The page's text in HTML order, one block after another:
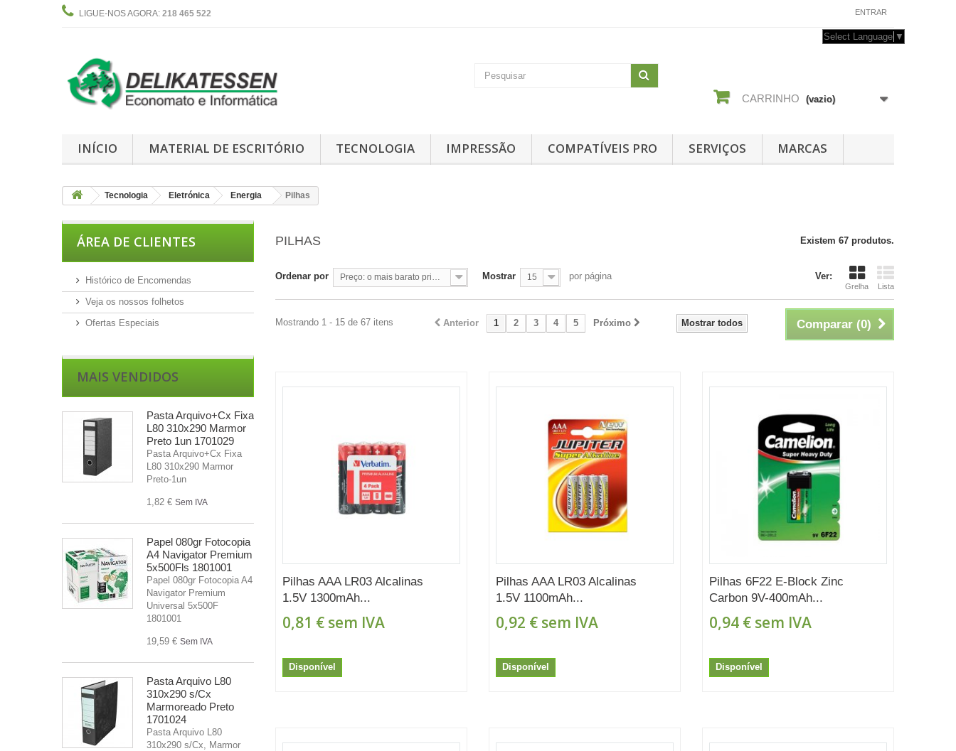
ENTRAR
LIGUE-NOS AGORA: 218 465 522
Select Language ▼
CARRINHO (vazio)
INÍCIO MATERIAL DE ESCRITÓRIO TECNOLOGIA IMPRESSÃO COMPATÍVEIS PRO SERVIÇOS MARCAS
Tecnologia Eletrónica Energia Pilhas
ÁREA DE CLIENTES
Histórico de Encomendas
Veja os nossos folhetos
Ofertas Especiais
MAIS VENDIDOS
Pasta Arquivo+Cx Fixa
L80 310x290 Marmor
Preto 1un 1701029
Pasta Arquivo+Cx Fixa
L80 310x290 Marmor
Preto-1un
1,82 € Sem IVA
Papel 080gr Fotocopia
A4 Navigator Premium
5x500Fls 1801001
Papel 080gr Fotocopia A4
Navigator Premium
Universal 5x500F
1801001
19,59 € Sem IVA
Pasta Arquivo L80
310x290 s/Cx
Marmoreado Preto
1701024
Pasta Arquivo L80
310x290 s/Cx, Marmor
PILHAS Existem 67 produtos.
Ver:
Grelha Lista
Ordenar por Mostrar 15 por página
Comparar (0)
Mostrar todos
Anterior 1 2 3 4 5 Próximo
Mostrando 1 - 15 de 67 itens
Pilhas AAA LR03 Alcalinas
1.5V 1300mAh...
0,81 € sem IVA
Disponível
Pilhas AAA LR03 Alcalinas
1.5V 1100mAh...
0,92 €sem IVA
Disponível
Pilhas 6F22 E-Block Zinc
Carbon 9V-400mAh...
0,94 €sem IVA
Disponível